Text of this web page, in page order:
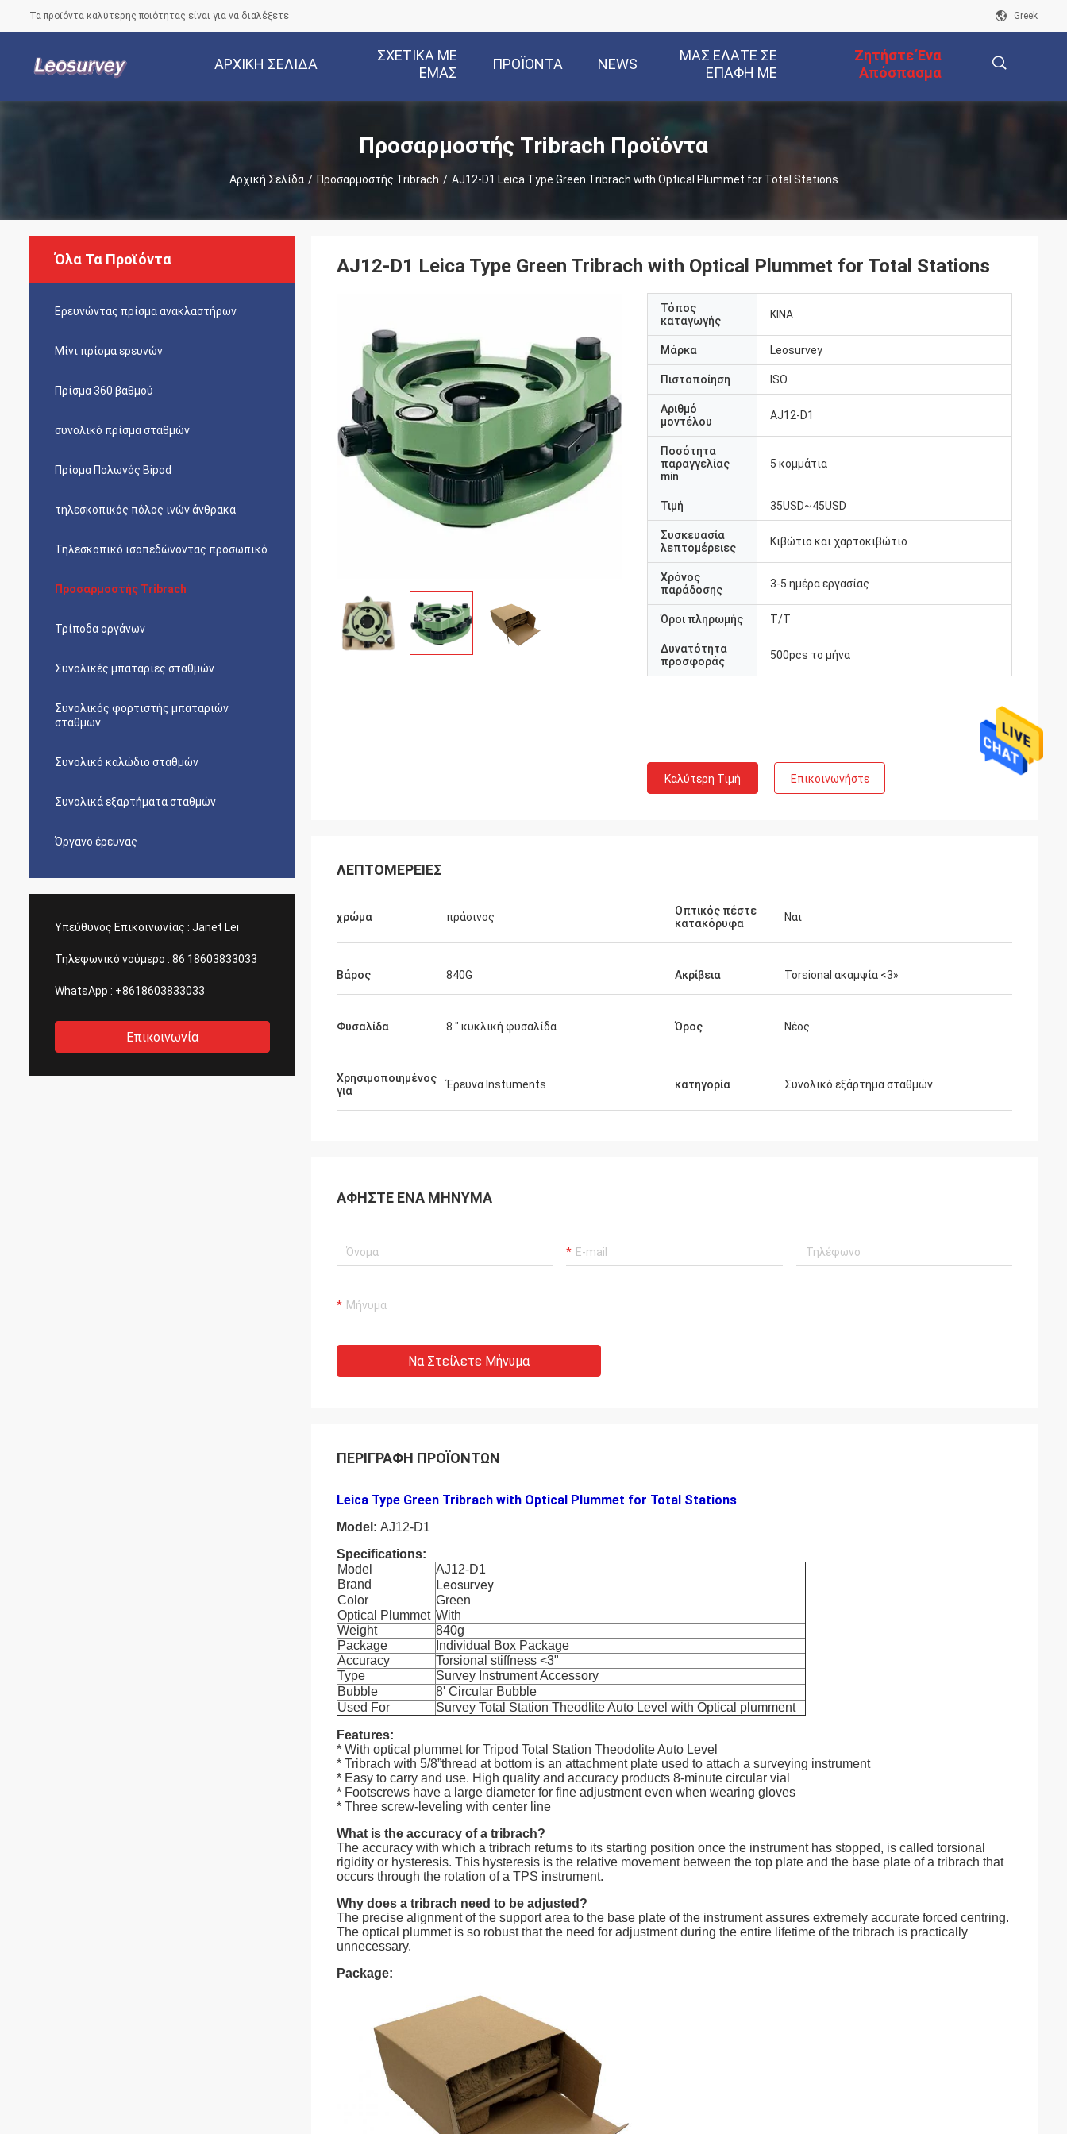
Τα προϊόντα καλύτερης ποιότητας είναι για να διαλέξετε Greek
ΑΡΧΙΚΉ ΣΕΛΊΔΑ
ΣΧΕΤΙΚΆ ΜΕ
ΕΜΆΣ
ΠΡΟΪΌΝΤΑ NEWS
ΜΑΣ ΕΛΆΤΕ ΣΕ
ΕΠΑΦΉ ΜΕ
Ζητήστε Ένα
Απόσπασμα
Προσαρμοστής Tribrach Προϊόντα
Αρχική Σελίδα / Προσαρμοστής Tribrach / AJ12-D1 Leica Type Green Tribrach with Optical Plummet for Total Stations
Όλα Τα Προϊόντα
Ερευνώντας πρίσμα ανακλαστήρων
Μίνι πρίσμα ερευνών
Πρίσμα 360 βαθμού
συνολικό πρίσμα σταθμών
Πρίσμα Πολωνός Bipod
τηλεσκοπικός πόλος ινών άνθρακα
Τηλεσκοπικό ισοπεδώνοντας προσωπικό
Προσαρμοστής Tribrach
Τρίποδα οργάνων
Συνολικές μπαταρίες σταθμών
Συνολικός φορτιστής μπαταριών
σταθμών
Συνολικό καλώδιο σταθμών
Συνολικά εξαρτήματα σταθμών
Όργανο έρευνας
Υπεύθυνος Επικοινωνίας : Janet Lei
Τηλεφωνικό νούμερο : 86 18603833033
WhatsApp : +8618603833033
Επικοινωνία
AJ12-D1 Leica Type Green Tribrach with Optical Plummet for Total Stations
Τόπος
καταγωγής
ΚΙΝΑ
Μάρκα Leosurvey
Πιστοποίηση ISO
Αριθμό
μοντέλου
AJ12-D1
Ποσότητα
παραγγελίας
min
5 κομμάτια
Τιμή 35USD~45USD
Συσκευασία
λεπτομέρειες
Κιβώτιο και χαρτοκιβώτιο
Χρόνος
παράδοσης
3-5 ημέρα εργασίας
Όροι πληρωμής T/T
Δυνατότητα
προσφοράς
500pcs το μήνα
Καλύτερη Τιμή Επικοινωνήστε
ΛΕΠΤΟΜΈΡΕΙΕΣ
χρώμα πράσινος
Οπτικός πέστε
κατακόρυφα
Ναι
Βάρος 840G Ακρίβεια Torsional ακαμψία <3»
Φυσαλίδα 8 " κυκλική φυσαλίδα Όρος Νέος
Χρησιμοποιημένος
για
Έρευνα Instuments κατηγορία Συνολικό εξάρτημα σταθμών
ΑΦΉΣΤΕ ΈΝΑ ΜΉΝΥΜΑ
Να Στείλετε Μήνυμα
ΠΕΡΙΓΡΑΦΉ ΠΡΟΪΌΝΤΩΝ
Leica Type Green Tribrach with Optical Plummet for Total Stations
Model: AJ12-D1
Specifications:
Model
AJ12-D1
Brand
Leosurvey
Color
Green
Optical Plummet With
Weight
840g
Package
Individual Box Package
Accuracy
Torsional stiffness <3"
Type
Survey Instrument Accessory
Bubble
8' Circular Bubble
Used For
Survey Total Station Theodlite Auto Level with Optical plumment
Features:
* With optical plummet for Tripod Total Station Theodolite Auto Level
* Tribrach with 5/8”thread at bottom is an attachment plate used to attach a surveying instrument
* Easy to carry and use. High quality and accuracy products 8-minute circular vial
* Footscrews have a large diameter for fine adjustment even when wearing gloves
* Three screw-leveling with center line
What is the accuracy of a tribrach?
The accuracy with which a tribrach returns to its starting position once the instrument has stopped, is called torsional
rigidity or hysteresis. This hysteresis is the relative movement between the top plate and the base plate of a tribrach that
occurs through the rotation of a TPS instrument.
Why does a tribrach need to be adjusted?
The precise alignment of the support area to the base plate of the instrument assures extremely accurate forced centring.
The optical plummet is so robust that the need for adjustment during the entire lifetime of the tribrach is practically
unnecessary.
Package: